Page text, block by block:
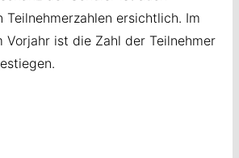
Teilnehmerzahlen ersichtlich. Im
Vorjahr ist die Zahl der Teilnehmer